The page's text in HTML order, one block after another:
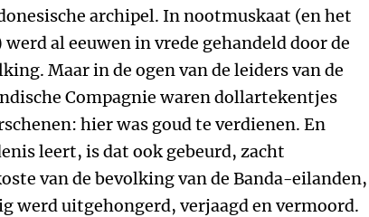
archipel. In nootmuskaat (en het
al eeuwen in vrede gehandeld door de
Maar in de ogen van de leiders van de
Compagnie waren dollartekentjes
hier was goud te verdienen. En
leert, is dat ook gebeurd, zacht
van de bevolking van de Banda-eilanden,
werd uitgehongerd, verjaagd en vermoord.